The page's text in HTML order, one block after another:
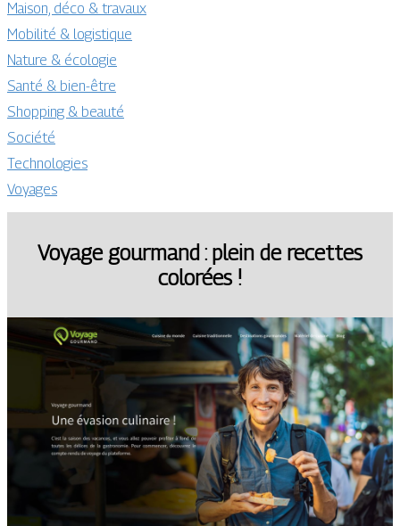
Maison, déco & travaux
Mobilité & logistique
Nature & écologie
Santé & bien-être
Shopping & beauté
Société
Technologies
Voyages
Voyage gourmand : plein de recettes
colorées !